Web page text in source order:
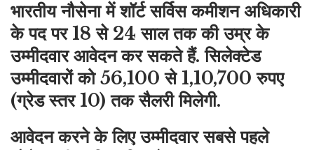
भारतीय नौसेना में शॉर्ट सर्विस कमीशन अधिकारी
के पद पर 18 से 24 साल तक की उम्र के
उम्मीदवार आवेदन कर सकते हैं. सिलेक्टेड
उम्मीदवारों को 56,100 से 1,10,700 रुपए
(ग्रेड स्तर 10) तक सैलरी मिलेगी.
आवेदन करने के लिए उम्मीदवार सबसे पहले